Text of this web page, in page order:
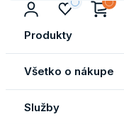
Produkty
Všetko o nákupe
Služby